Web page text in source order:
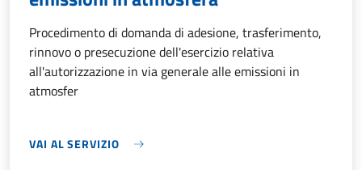
Procedimento di domanda di adesione, trasferimento,
rinnovo o presecuzione dell'esercizio relativa
all'autorizzazione in via generale alle emissioni in
atmosfer
VAI AL SERVIZIO